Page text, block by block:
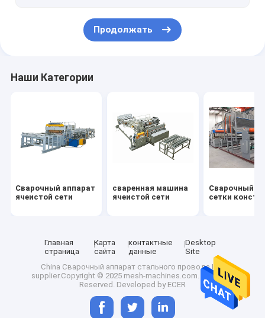
Продолжать
Наши Категории
Сварочный аппарат
ячеистой сети
сваренная машина
ячеистой сети
Сварочный
сетки
Главная
страница
Карта
сайта
контактные
данные
Desktop
Site
China Сварочный аппарат стального провода ISO
supplier.Copyright © 2025 mesh-machines.com. All Rights
Reserved. Developed by ECER